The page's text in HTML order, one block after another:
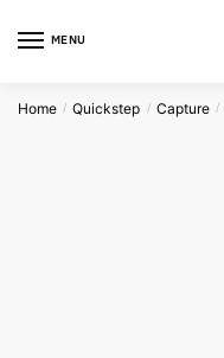
MENU
Home / Quickstep / Capture /